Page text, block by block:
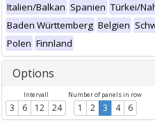
Italien/Balkan Spanien Türkei/
Baden Württemberg Belgien
Polen Finnland
Options
Intervall
3 6 12 24
Number of panels in row
1 2 3 4 6